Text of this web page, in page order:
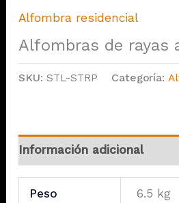
Alfombra residencial
Alfombras de rayas
SKU: STL-STRP Categoría:
Información adicional
Peso 6.5 kg